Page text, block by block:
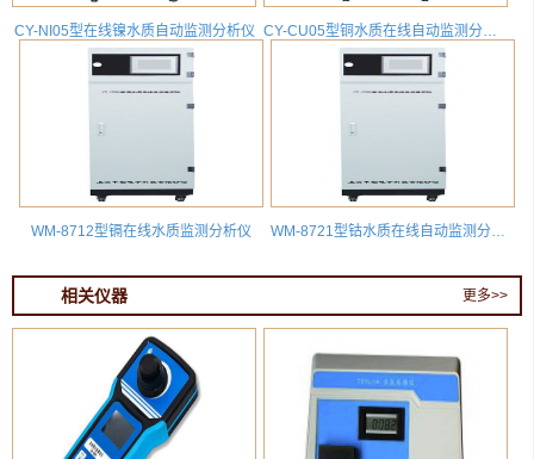
CY-NI05型在线镍水质自动监测分析仪 CY-CU05型铜水质在线自动监测分析仪
WM-8712型镉在线水质监测分析仪 WM-8721型钴水质在线自动监测分析仪
更多>>
相关仪器